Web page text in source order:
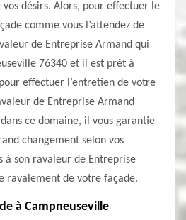
désirs. Alors, pour effectuer le
comme vous l’attendez de
de Entreprise Armand qui
76340 et il est prêt à
effectuer l’entretien de votre
de Entreprise Armand
ce domaine, il vous garantie
changement selon vos
à son ravaleur de Entreprise
ravalement de votre façade.
à Campneuseville